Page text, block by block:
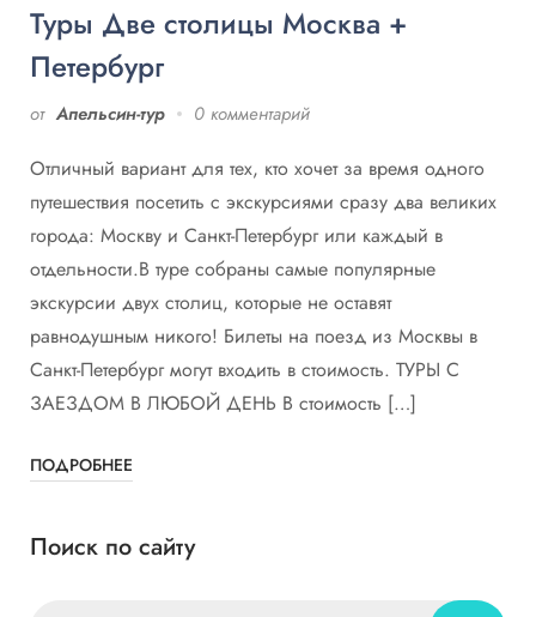
Туры Две столицы Москва +
Петербург
от Апельсин-тур 0 комментарий
Отличный вариант для тех, кто хочет за время одного
путешествия посетить с экскурсиями сразу два великих
города: Москву и Санкт-Петербург или каждый в
отдельности.В туре собраны самые популярные
экскурсии двух столиц, которые не оставят
равнодушным никого! Билеты на поезд из Москвы в
Санкт-Петербург могут входить в стоимость. ТУРЫ С
ЗАЕЗДОМ В ЛЮБОЙ ДЕНЬ В стоимость […]
ПОДРОБНЕЕ
Поиск по сайту